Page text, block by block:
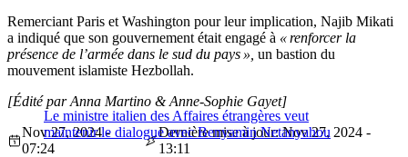
Remerciant Paris et Washington pour leur implication, Najib Mikati
a indiqué que son gouvernement était engagé à « renforcer la
présence de l’armée dans le sud du pays », un bastion du
mouvement islamiste Hezbollah.
Le ministre italien des Affaires étrangères veut
maintenir le dialogue avec Benyamin Netanyahou
[Édité par Anna Martino & Anne-Sophie Gayet]
Nov 27, 2024 -
07:24
Dernière mise à jour: Nov 27, 2024 -
13:11